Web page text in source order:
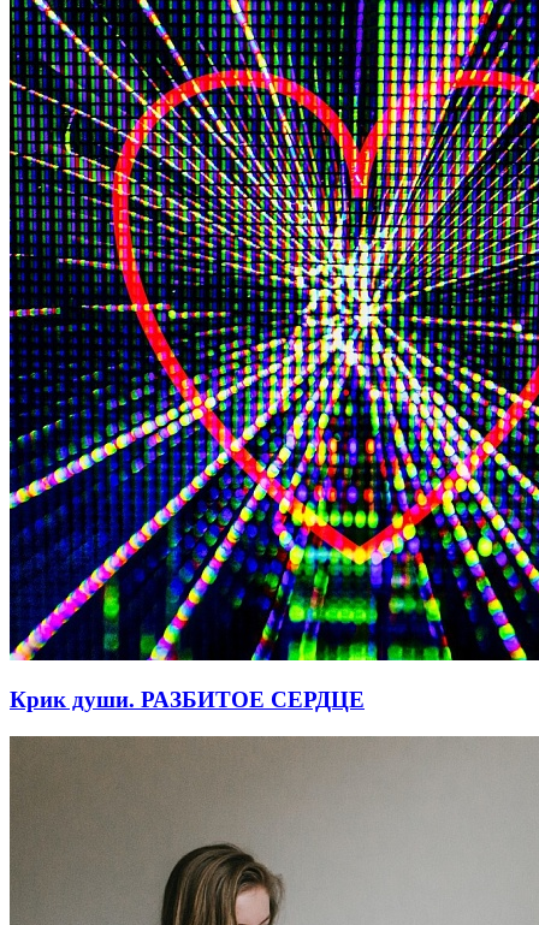
Крик души. РАЗБИТОЕ СЕРДЦЕ